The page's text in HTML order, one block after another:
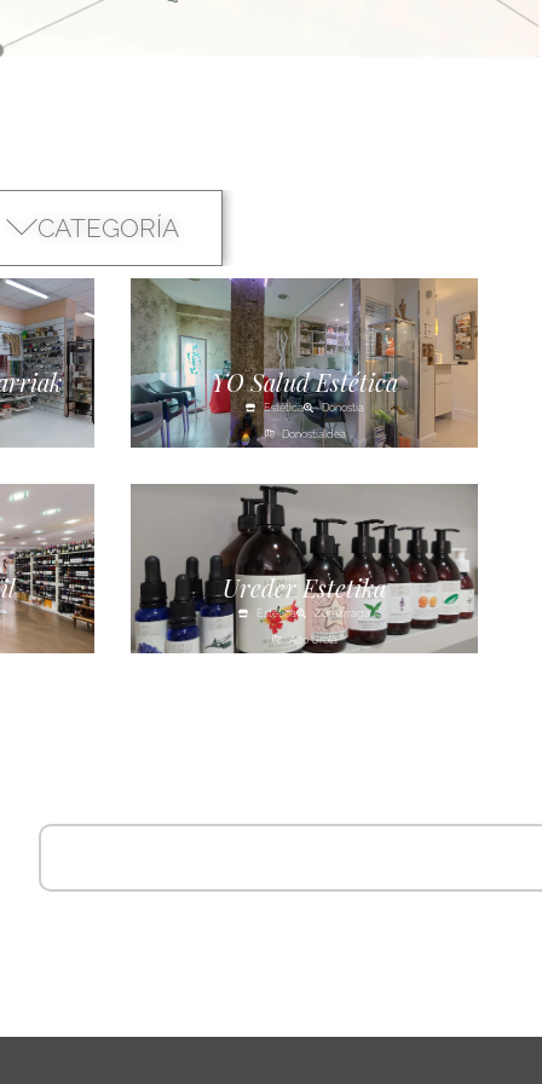
CATEGORÍA
YO Salud Estética
Estética Donostia
Donostialdea
Ureder Estetika
Estética Zumarraga
Alto Urola